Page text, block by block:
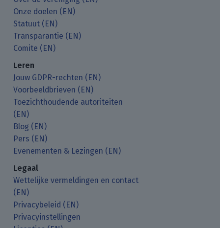
Onze doelen (EN)
Statuut (EN)
Transparantie (EN)
Comite (EN)
Leren
Jouw GDPR-rechten (EN)
Voorbeeldbrieven (EN)
Toezichthoudende autoriteiten
(EN)
Blog (EN)
Pers (EN)
Evenementen & Lezingen (EN)
Legaal
Wettelijke vermeldingen en contact
(EN)
Privacybeleid (EN)
Privacyinstellingen